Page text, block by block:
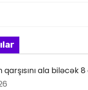
qarşısını ala biləcək